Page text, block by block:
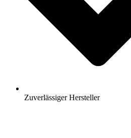
Zuverlässiger Hersteller